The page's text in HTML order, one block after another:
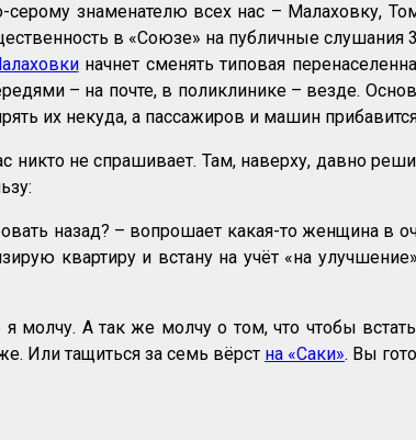
знаменателю всех нас – Малаховку,
в «Союзе» на публичные
начнет сменять типовая
– на почте, в поликлинике – везде.
их некуда, а пассажиров и машин
не спрашивает. Там, наверху, давно
назад? – вопрошает какая-то женщина в
квартиру и встану на учёт «на
я молчу. А так же молчу о том, что чтобы
Или тащиться за семь вёрст на «Саки». Вы